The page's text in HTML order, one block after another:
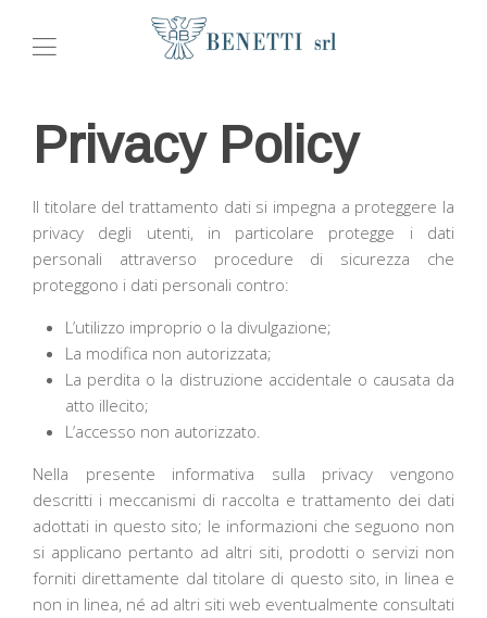
Privacy Policy
Il titolare del trattamento dati si impegna a proteggere la
privacy degli utenti, in particolare protegge i dati
personali attraverso procedure di sicurezza che
proteggono i dati personali contro:
L’utilizzo improprio o la divulgazione;
La modifica non autorizzata;
La perdita o la distruzione accidentale o causata da
atto illecito;
L’accesso non autorizzato.
Nella presente informativa sulla privacy vengono
descritti i meccanismi di raccolta e trattamento dei dati
adottati in questo sito; le informazioni che seguono non
si applicano pertanto ad altri siti, prodotti o servizi non
forniti direttamente dal titolare di questo sito, in linea e
non in linea, né ad altri siti web eventualmente consultati